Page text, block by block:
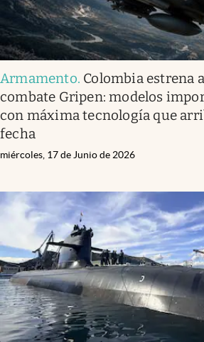
Armamento. Colombia estrena
combate Gripen: modelos
con máxima tecnología que
fecha
miércoles, 17 de Junio de 2026